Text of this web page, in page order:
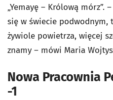
„Yemayę – Królową mórz”.
się w świecie podwodnym,
żywiole powietrza, więcej
znamy – mówi Maria
Nowa Pracownia
-1